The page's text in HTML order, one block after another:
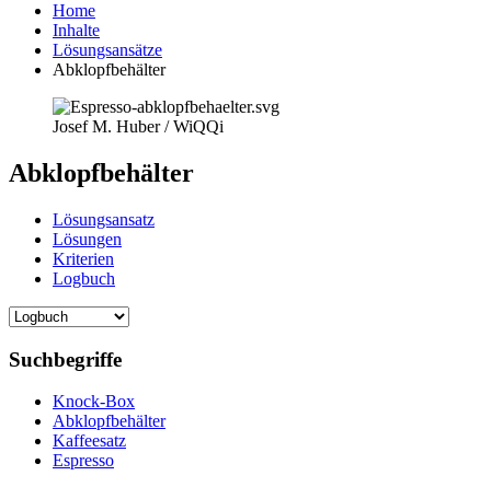
Home
Inhalte
Lösungsansätze
Abklopfbehälter
Josef M. Huber / WiQQi
Abklopfbehälter
Lösungsansatz
Lösungen
Kriterien
Logbuch
Suchbegriffe
Knock-Box
Abklopfbehälter
Kaffeesatz
Espresso